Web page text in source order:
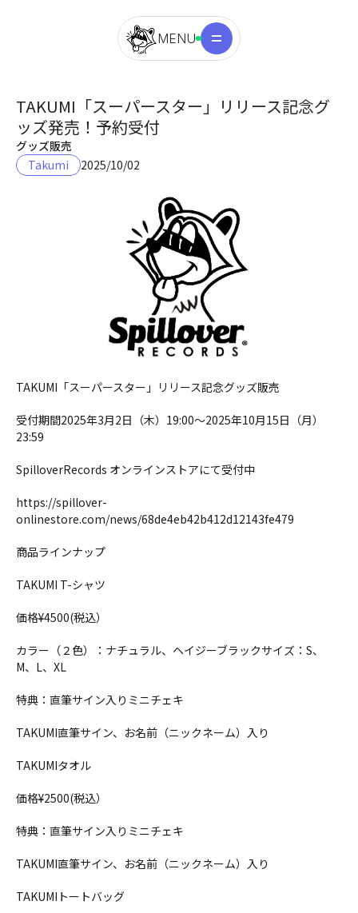
MENU
TAKUMI「スーパースター」リリース記念グ
ッズ発売！予約受付
グッズ販売
Takumi
2025/10/02
TAKUMI「スーパースター」リリース記念グッズ販売
受付期間2025年3月2日（木）19:00〜2025年10月15日（月）
23:59
SpilloverRecords オンラインストアにて受付中
https://spillover-
onlinestore.com/news/68de4eb42b412d12143fe479
商品ラインナップ
TAKUMI T-シャツ
価格¥4500(税込）
カラー（２色）：ナチュラル、ヘイジーブラックサイズ：S、
M、L、XL
特典：直筆サイン入りミニチェキ
TAKUMI直筆サイン、お名前（ニックネーム）入り
TAKUMIタオル
価格¥2500(税込）
特典：直筆サイン入りミニチェキ
TAKUMI直筆サイン、お名前（ニックネーム）入り
TAKUMIトートバッグ